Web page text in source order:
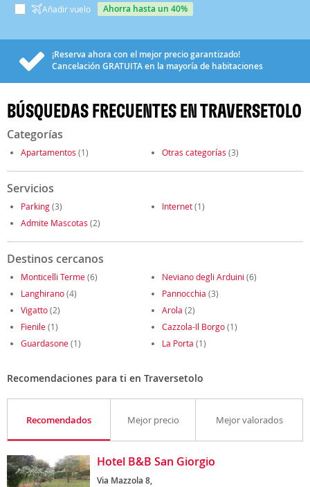
Añadir vuelo ahorra hasta un 40%
¡Reserva ahora con el mejor precio garantizado!
Cancelación GRATUITAen la mayoría de habitaciones
BÚSQUEDAS FRECUENTES EN TRAVERSETOLO
Categorías
Apartamentos (1) Otras categorías (3)
Servicios
Parking(3) Internet(1)
Admite Mascotas (2)
Destinos cercanos
Monticelli Terme(6) Neviano degli Arduini (6)
Langhirano(4) Pannocchia (3)
Vigatto(2) Arola (2)
Fienile(1) Cazzola-Il Borgo(1)
Guardasone(1) La Porta (1)
Recomendaciones para ti en Traversetolo
Recomendados Mejor precio Mejor valorados
Hotel B&B San Giorgio
Via Mazzola 8,